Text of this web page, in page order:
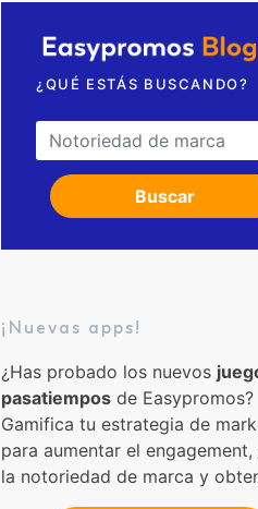
¿QUÉ ESTÁS BUSCANDO?
Search for:
Buscar
¡Nuevas apps!
¿Has probado los nuevos
pasatiempos de Easypromos?
Gamifica tu estrategia de
para aumentar el
la notoriedad de marca y